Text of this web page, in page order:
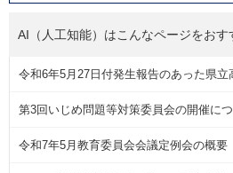
AI（人工知能）はこんなページをおす
令和6年5月27日付発生報告のあった県立
第3回いじめ問題等対策委員会の開催に
令和7年5月教育委員会会議定例会の概要